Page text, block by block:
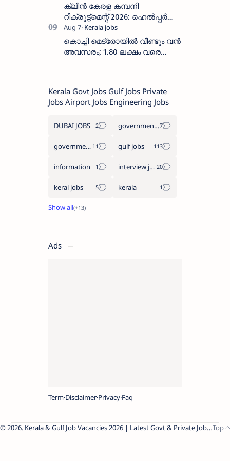
ക്ലീൻ കേരള കമ്പനി
റിക്രൂട്ട്മെന്റ് 2026: ഹെൽപ്പർ
തസ്തികയിലേക്ക് ഓഗസ്റ്റ് 5-ന്
വാക്ക് ഇൻ ഇന്റർവ്യൂ
കൊച്ചി മെട്രോയിൽ വീണ്ടും വൻ
അവസരം; 1.80 ലക്ഷം വരെ
Kerala Govt Jobs Gulf Jobs Private
Jobs Airport Jobs Engineering Jobs
DUBAI JOBS government information
government jobs gulf jobs
information interview jobs
keral jobs kerala
Ads
Term Disclaimer Privacy Faq
2026. Kerala & Gulf Job Vacancies 2026 | Latest Govt & Private Jobs .